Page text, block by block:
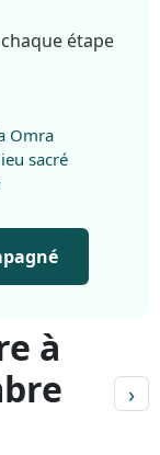
étape
Omra
sacré
à
›